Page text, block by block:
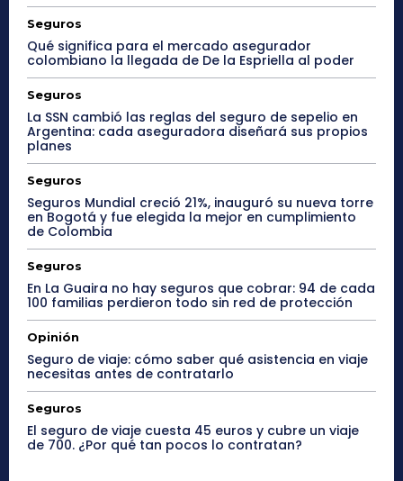
Seguros
Qué significa para el mercado asegurador
colombiano la llegada de De la Espriella al poder
Seguros
La SSN cambió las reglas del seguro de sepelio en
Argentina: cada aseguradora diseñará sus propios
planes
Seguros
Seguros Mundial creció 21%, inauguró su nueva torre
en Bogotá y fue elegida la mejor en cumplimiento
de Colombia
Seguros
En La Guaira no hay seguros que cobrar: 94 de cada
100 familias perdieron todo sin red de protección
Opinión
Seguro de viaje: cómo saber qué asistencia en viaje
necesitas antes de contratarlo
Seguros
El seguro de viaje cuesta 45 euros y cubre un viaje
de 700. ¿Por qué tan pocos lo contratan?